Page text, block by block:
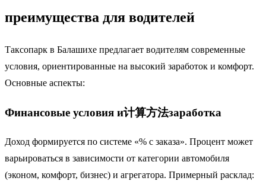
преимущества для водителей
Таксопарк в Балашихе предлагает водителям современные
условия, ориентированные на высокий заработок и комфорт.
Основные аспекты:
Финансовые условия и计算方法заработка
Доход формируется по системе «% с заказа». Процент может
варьироваться в зависимости от категории автомобиля
(эконом, комфорт, бизнес) и агрегатора. Примерный расклад: